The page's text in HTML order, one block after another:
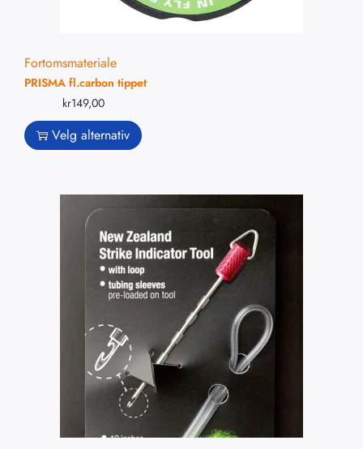
Fortomsmateriale
PRISMA fl.carbon tippet
kr149,00
Velg alternativ